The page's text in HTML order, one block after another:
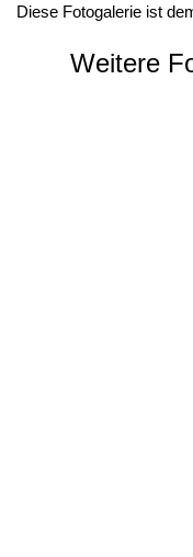
Diese Fotogalerie ist
Weitere